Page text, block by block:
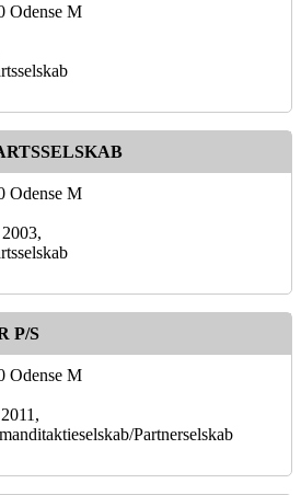
Odense M
Odense M
P/S
Odense M
Partnerselskab